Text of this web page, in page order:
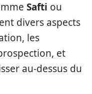
Safti ou
divers aspects
les
et
au-dessus du